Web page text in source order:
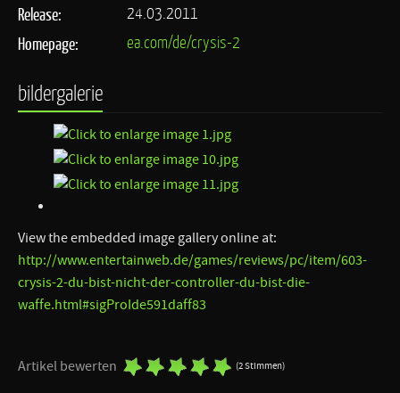
Release:
24.03.2011
Homepage:
ea.com/de/crysis-2
bildergalerie
View the embedded image gallery online at:
http://www.entertainweb.de/games/reviews/pc/item/603-
crysis-2-du-bist-nicht-der-controller-du-bist-die-
waffe.html#sigProIde591daff83
Artikel bewerten (2 Stimmen)